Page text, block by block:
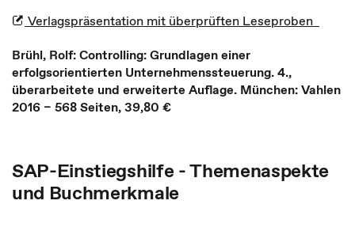
Verlagspräsentation mit überprüften Leseproben
Brühl, Rolf: Controlling: Grundlagen einer
erfolgsorientierten Unternehmenssteuerung. 4.,
überarbeitete und erweiterte Auflage. München: Vahlen
2016 – 568 Seiten, 39,80 €
SAP-Einstiegshilfe - Themenaspekte
und Buchmerkmale